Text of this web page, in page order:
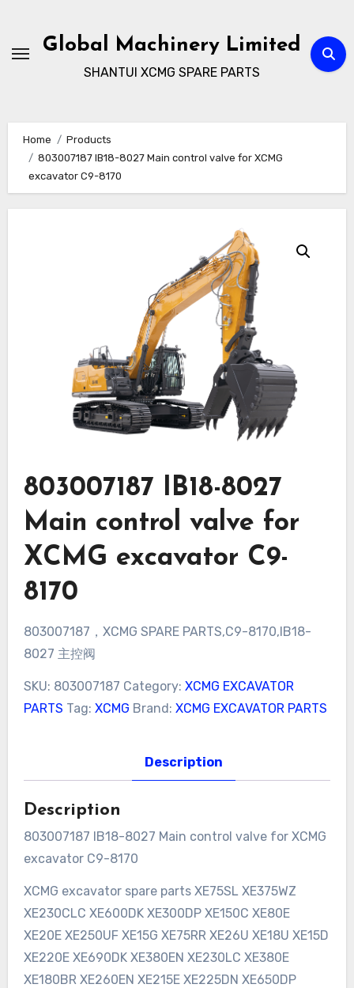
contentGlobal Machinery Limited
SHANTUI XCMG SPARE PARTS
Home
Products
803007187 IB18-8027 Main control valve for XCMG
excavator C9-8170
803007187 IB18-8027
Main control valve for
XCMG excavator C9-
8170
803007187，XCMG SPARE PARTS,C9-8170,IB18-
8027 主控阀
SKU: 803007187 Category: XCMG EXCAVATOR
PARTS Tag: XCMG Brand: XCMG EXCAVATOR PARTS
Description
Description
803007187 IB18-8027 Main control valve for XCMG
excavator C9-8170
XCMG excavator spare parts XE75SL XE375WZ
XE230CLC XE600DK XE300DP XE150C XE80E
XE20E XE250UF XE15G XE75RR XE26U XE18U XE15D
XE220E XE690DK XE380EN XE230LC XE380E
XE180BR XE260EN XE215E XE225DN XE650DP